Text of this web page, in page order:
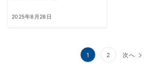
2025年8月28日
1 2 次へ